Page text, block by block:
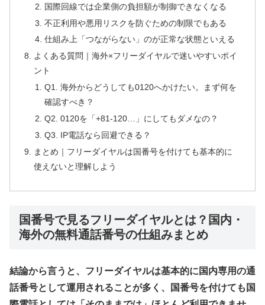
国際回線では企業側の負担額が制御できなくなる
不正利用や悪用リスクを防ぐための制限でもある
仕組み上「つながらない」のが正常な状態といえる
よくある質問｜海外×フリーダイヤルで迷いやすいポイ
ント
Q1. 海外からどうしても0120へかけたい。まず何を
確認すべき？
Q2. 0120を「+81-120…」にしてもダメなの？
Q3. IP電話なら回避できる？
まとめ｜フリーダイヤルは国番号を付けても基本的に
使えないと理解しよう
国番号で見るフリーダイヤルとは？国内・
海外の無料通話番号の仕組みまとめ
結論から言うと、フリーダイヤルは基本的に国内専用の通
話番号として運用されることが多く、国番号を付けても国